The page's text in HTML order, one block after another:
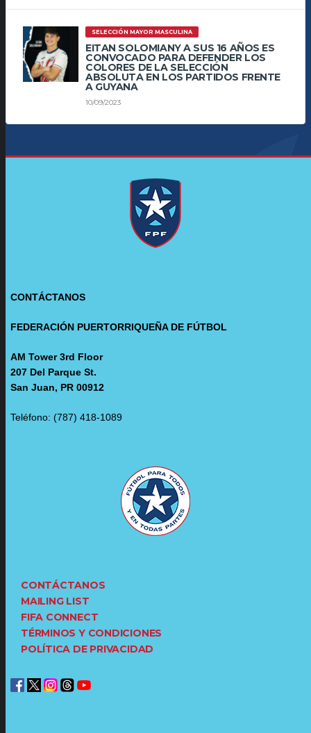
SELECCIÓN MAYOR MASCULINA
EITAN SOLOMIANY A SUS 16 AÑOS ES
CONVOCADO PARA DEFENDER LOS
COLORES DE LA SELECCIÓN
ABSOLUTA EN LOS PARTIDOS FRENTE
A GUYANA
10/09/2023
CONTÁCTANOS
FEDERACIÓN PUERTORRIQUEÑA DE FÚTBOL
AM Tower 3rd Floor
207 Del Parque St.
San Juan, PR 00912
Teléfono: (787) 418-1089
CONTÁCTANOS
MAILING LIST
FIFA CONNECT
TÉRMINOS Y CONDICIONES
POLÍTICA DE PRIVACIDAD